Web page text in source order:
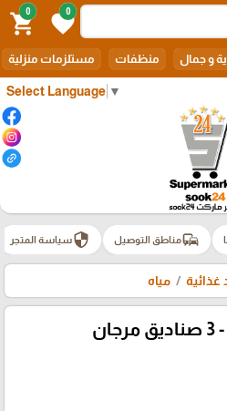
Select Language ▼
0
favorite
0
shopping_cart
و جمال منظفات مستلزمات منزلية
commuteمناطق التوصيل securityسياسة المتجر
غذائية مياه